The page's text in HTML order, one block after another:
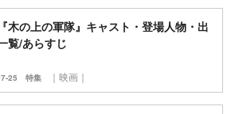
木の上の軍隊』キャスト・登場人物・出
覧/あらすじ
25 特集 ｜映画｜